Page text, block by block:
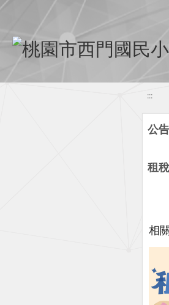
移至網頁之主要內容區位置
:::
公
租
相